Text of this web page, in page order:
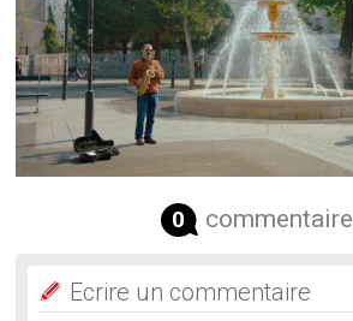
0 commentaire
Ecrire un commentaire